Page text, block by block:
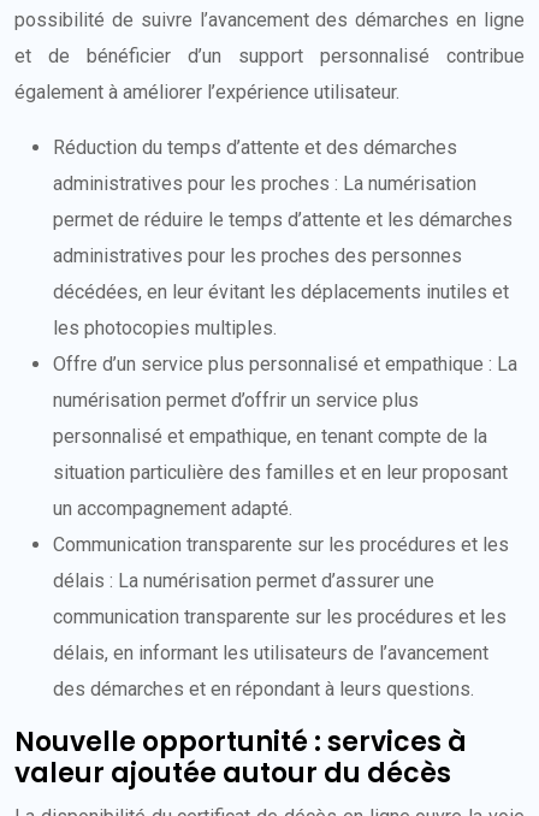
possibilité de suivre l’avancement des démarches en ligne
et de bénéficier d’un support personnalisé contribue
également à améliorer l’expérience utilisateur.
Réduction du temps d’attente et des démarches
administratives pour les proches : La numérisation
permet de réduire le temps d’attente et les démarches
administratives pour les proches des personnes
décédées, en leur évitant les déplacements inutiles et
les photocopies multiples.
Offre d’un service plus personnalisé et empathique : La
numérisation permet d’offrir un service plus
personnalisé et empathique, en tenant compte de la
situation particulière des familles et en leur proposant
un accompagnement adapté.
Communication transparente sur les procédures et les
délais : La numérisation permet d’assurer une
communication transparente sur les procédures et les
délais, en informant les utilisateurs de l’avancement
des démarches et en répondant à leurs questions.
Nouvelle opportunité : services à
valeur ajoutée autour du décès